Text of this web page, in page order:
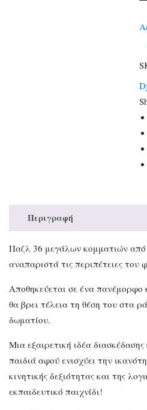
Περιγραφή
Παζλ 36 μεγάλων κομματιών από
αναπαριστά τις περιπέτειες του
Αποθηκεύεται σε ένα
θα βρει τέλεια τη θέση του στα
δωματίου.
Μια εξαιρετική ιδέα
παιδιά αφού ενισχύει την
κινητικής δεξιότητας και της
εκπαιδευτικό παιχνίδι!